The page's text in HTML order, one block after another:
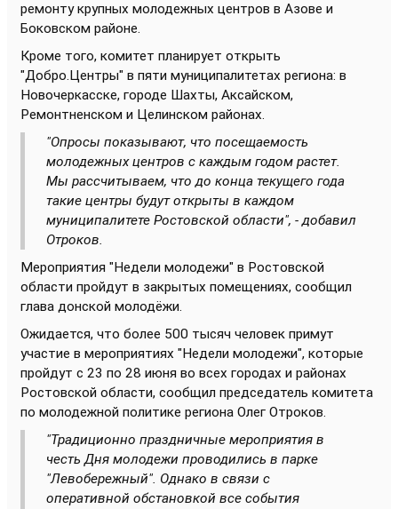
ремонту крупных молодежных центров в Азове и
Боковском районе.
Кроме того, комитет планирует открыть
"Добро.Центры" в пяти муниципалитетах региона: в
Новочеркасске, городе Шахты, Аксайском,
Ремонтненском и Целинском районах.
"Опросы показывают, что посещаемость
молодежных центров с каждым годом растет.
Мы рассчитываем, что до конца текущего года
такие центры будут открыты в каждом
муниципалитете Ростовской области", - добавил
Отроков.
Мероприятия "Недели молодежи" в Ростовской
области пройдут в закрытых помещениях, сообщил
глава донской молодёжи.
Ожидается, что более 500 тысяч человек примут
участие в мероприятиях "Недели молодежи", которые
пройдут с 23 по 28 июня во всех городах и районах
Ростовской области, сообщил председатель комитета
по молодежной политике региона Олег Отроков.
"Традиционно праздничные мероприятия в
честь Дня молодежи проводились в парке
"Левобережный". Однако в связи с
оперативной обстановкой все события